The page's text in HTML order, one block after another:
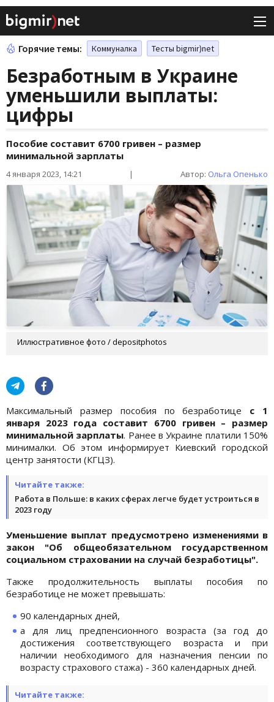
Горячие темы: Коммуналка Тесты bigmir)net
Безработным в Украине
уменьшили выплаты:
цифры
Пособие составит 6700 гривен – размер
минимальной зарплаты
4 января 2023, 14:21 | Автор: Ольга Опенько
Иллюстративное фото / depositphotos
Максимальный размер пособия по безработице с 1
января 2023 года составит 6700 гривен – размер
минимальной зарплаты. Ранее в Украине платили 150%
минималки. Об этом информирует Киевский городской
центр занятости (КГЦЗ).
Читайте также:
Работа в Польше: в каких сферах легче будет устроиться в
2023 году
Уменьшение выплат предусмотрено изменениями в
закон "Об общеобязательном государственном
социальном страховании на случай безработицы".
Также продолжительность выплаты пособия по
безработице не может превышать:
90 календарных дней,
а для лиц предпенсионного возраста (за год до
достижения соответствующего возраста и при
наличии необходимого для назначения пенсии по
возрасту страхового стажа) - 360 календарных дней.
Читайте также: